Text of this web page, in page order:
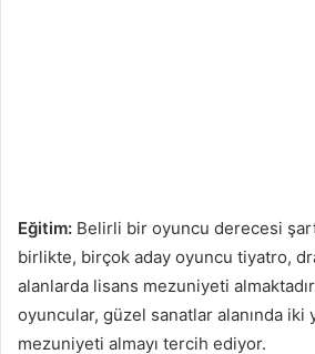
Eğitim: Belirli bir oyuncu derecesi
birlikte, birçok aday oyuncu tiyatro,
alanlarda lisans mezuniyeti
oyuncular, güzel sanatlar alanında iki
mezuniyeti almayı tercih ediyor.